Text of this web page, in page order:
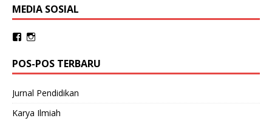
MEDIA SOSIAL
POS-POS TERBARU
Jurnal Pendidikan
Karya Ilmiah